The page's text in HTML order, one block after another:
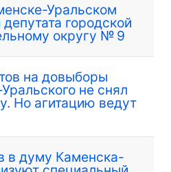
Уральском
городской
округу № 9
на довыборы
не снял
Но агитацию ведут
в думу Каменска-